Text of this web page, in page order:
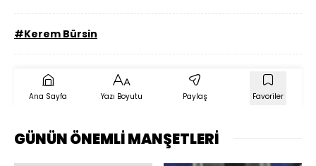
#Kerem Bürsin
Ana Sayfa Yazı Boyutu Paylaş Favoriler
GÜNÜN ÖNEMLİ MANŞETLERİ